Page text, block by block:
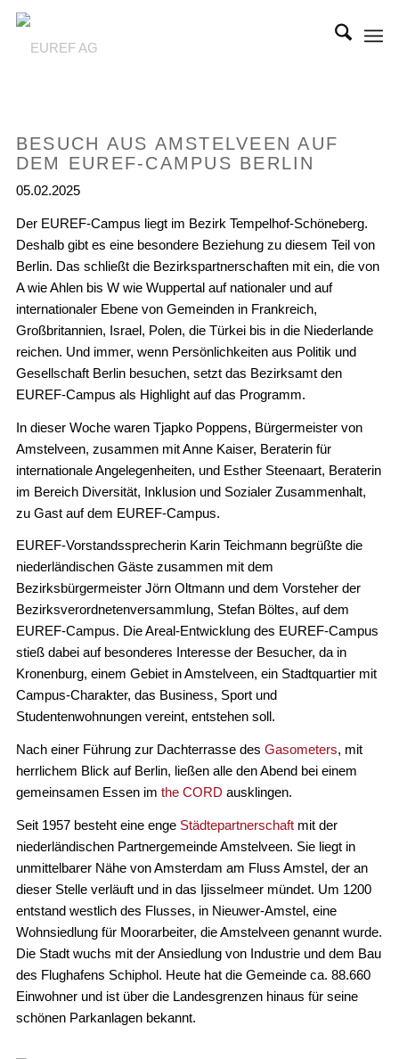
BESUCH AUS AMSTELVEEN AUF
DEM EUREF-CAMPUS BERLIN
05.02.2025
Der EUREF-Campus liegt im Bezirk Tempelhof-Schöneberg.
Deshalb gibt es eine besondere Beziehung zu diesem Teil von
Berlin. Das schließt die Bezirkspartnerschaften mit ein, die von
A wie Ahlen bis W wie Wuppertal auf nationaler und auf
internationaler Ebene von Gemeinden in Frankreich,
Großbritannien, Israel, Polen, die Türkei bis in die Niederlande
reichen. Und immer, wenn Persönlichkeiten aus Politik und
Gesellschaft Berlin besuchen, setzt das Bezirksamt den
EUREF-Campus als Highlight auf das Programm.
In dieser Woche waren Tjapko Poppens, Bürgermeister von
Amstelveen, zusammen mit Anne Kaiser, Beraterin für
internationale Angelegenheiten, und Esther Steenaart, Beraterin
im Bereich Diversität, Inklusion und Sozialer Zusammenhalt,
zu Gast auf dem EUREF-Campus.
EUREF-Vorstandssprecherin Karin Teichmann begrüßte die
niederländischen Gäste zusammen mit dem
Bezirksbürgermeister Jörn Oltmann und dem Vorsteher der
Bezirksverordnetenversammlung, Stefan Böltes, auf dem
EUREF-Campus. Die Areal-Entwicklung des EUREF-Campus
stieß dabei auf besonderes Interesse der Besucher, da in
Kronenburg, einem Gebiet in Amstelveen, ein Stadtquartier mit
Campus-Charakter, das Business, Sport und
Studentenwohnungen vereint, entstehen soll.
Nach einer Führung zur Dachterrasse des Gasometers, mit
herrlichem Blick auf Berlin, ließen alle den Abend bei einem
gemeinsamen Essen im the CORD ausklingen.
Seit 1957 besteht eine enge Städtepartnerschaftmit der
niederländischen Partnergemeinde Amstelveen. Sie liegt in
unmittelbarer Nähe von Amsterdam am Fluss Amstel, der an
dieser Stelle verläuft und in das Ijisselmeer mündet. Um 1200
entstand westlich des Flusses, in Nieuwer-Amstel, eine
Wohnsiedlung für Moorarbeiter, die Amstelveen genannt wurde.
Die Stadt wuchs mit der Ansiedlung von Industrie und dem Bau
des Flughafens Schiphol. Heute hat die Gemeinde ca. 88.660
Einwohner und ist über die Landesgrenzen hinaus für seine
schönen Parkanlagen bekannt.